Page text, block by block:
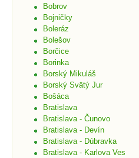
Bobrov
Bojničky
Boleráz
Bolešov
Borčice
Borinka
Borský Mikuláš
Borský Svätý Jur
Bošáca
Bratislava
Bratislava - Čunovo
Bratislava - Devín
Bratislava - Dúbravka
Bratislava - Karlova Ves